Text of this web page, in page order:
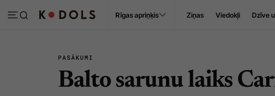
Rīgas apriņķis Ziņas Viedokļi Dzīve
PASĀKUMI
Balto sarunu laiks